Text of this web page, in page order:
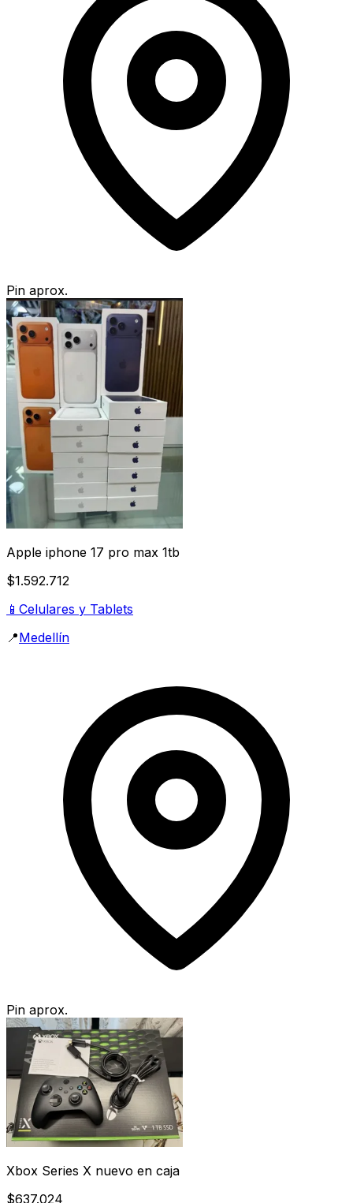
Pin aprox.
Apple iphone 17 pro max 1tb
$1.592.712
📱 Celulares y Tablets
📍Medellín
Pin aprox.
Xbox Series X nuevo en caja
$637.024